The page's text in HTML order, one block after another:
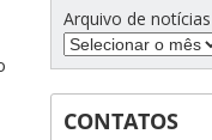
Arquivo de notícias
CONTATOS